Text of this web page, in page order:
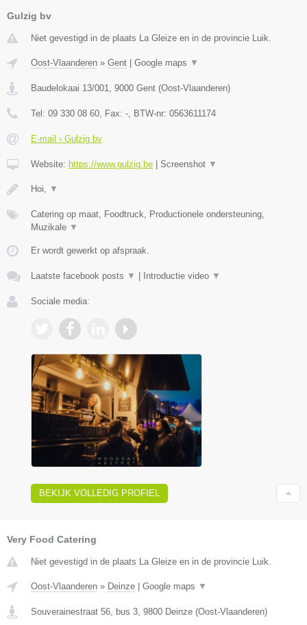
Gulzig bv
Niet gevestigd in de plaats La Gleize en in de provincie Luik.
Oost-Vlaanderen » Gent Google maps ▼
Baudelokaai 13/001 9000 Gent (Oost-Vlaanderen)
Tel: 09 330 08 60 , Fax: - , BTW-nr: 0563611174
E-mail › Gulzig bv
Website: https://www.gulzig.be Screenshot ▼
Hoi, ▼
Catering op maat, Foodtruck, Productionele ondersteuning,
Muzikale ▼
Er wordt gewerkt op afspraak.
Laatste facebook posts ▼ Introductie video ▼
Sociale media:
BEKIJK VOLLEDIG PROFIEL
Very Food Catering
Niet gevestigd in de plaats La Gleize en in de provincie Luik.
Oost-Vlaanderen » Deinze Google maps ▼
Souverainestraat 56, bus 3, 9800 Deinze (Oost-Vlaanderen)